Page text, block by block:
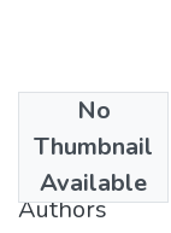
No
Thumbnail
Available
2000-01
Authors